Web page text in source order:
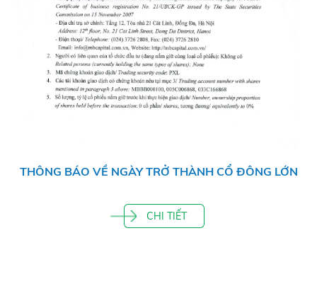
THÔNG BÁO VỀ NGÀY TRỞ THÀNH CỔ ĐÔNG LỚN
CHI TIẾT